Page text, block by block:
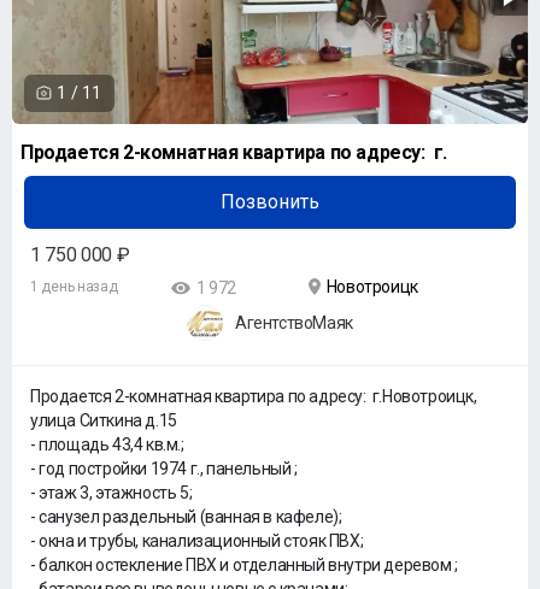
1 / 11
Продается 2-комнатная квартира по адресу: г.
Позвонить
1 750 000 ₽
1 день назад 1 972
Новотроицк
АгентствоМаяк
Продается 2-комнатная квартира по адресу: г.Новотроицк,
улица Ситкина д.15
- площадь 43,4 кв.м.;
- год постройки 1974 г., панельный ;
- этаж 3, этажность 5;
- санузел раздельный (ванная в кафеле);
- окна и трубы, канализационный стояк ПВХ;
- балкон остекление ПВХ и отделанный внутри деревом ;